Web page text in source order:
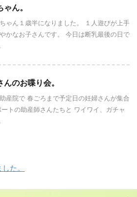
ん。
ゃん１歳半になりました。 １人遊びが上手
かなお子さんです。 今日は断乳最後の日で
んのお喋り会。
産院で 春ごろまで予定日の妊婦さんが集合
ートの助産師さんたちと ワイワイ、ガチャ
た。